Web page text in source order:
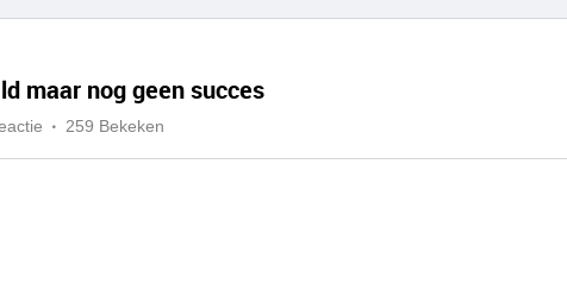
maar nog geen succes
259 Bekeken